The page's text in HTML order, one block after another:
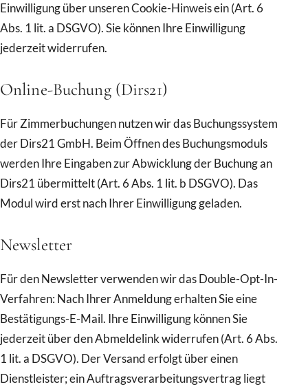
Einwilligung über unseren Cookie-Hinweis ein (Art. 6
Abs. 1 lit. a DSGVO). Sie können Ihre Einwilligung
jederzeit widerrufen.
Online-Buchung (Dirs21)
Für Zimmerbuchungen nutzen wir das Buchungssystem
der Dirs21 GmbH. Beim Öffnen des Buchungsmoduls
werden Ihre Eingaben zur Abwicklung der Buchung an
Dirs21 übermittelt (Art. 6 Abs. 1 lit. b DSGVO). Das
Modul wird erst nach Ihrer Einwilligung geladen.
Newsletter
Für den Newsletter verwenden wir das Double-Opt-In-
Verfahren: Nach Ihrer Anmeldung erhalten Sie eine
Bestätigungs-E-Mail. Ihre Einwilligung können Sie
jederzeit über den Abmeldelink widerrufen (Art. 6 Abs.
1 lit. a DSGVO). Der Versand erfolgt über einen
Dienstleister; ein Auftragsverarbeitungsvertrag liegt